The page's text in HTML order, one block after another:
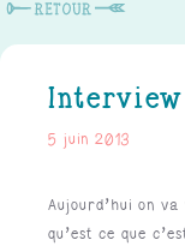
5 juin 2013
Aujourd’hui on
qu’est ce que